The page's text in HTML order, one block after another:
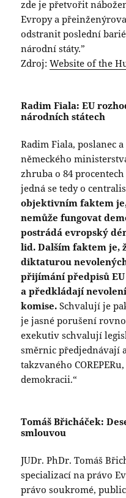
zde je přetvořit
Evropy a
odstranit poslední
národní státy.”
Zdroj:Website of the
Radim Fiala: EU
národních státech
Radim Fiala, poslanec
německého
zhruba o 84
jedná se tedy o
objektivním faktem
nemůže fungovat
postrádá evropský
lid. Dalším faktem je,
diktaturou
přijímání předpisů
a předkládají
komise.Schvalují je
je jasné porušení
exekutiv schvalují
směrnic předjednávají
takzvaného
demokracii.“
Tomáš Břicháček:
smlouvou
JUDr. PhDr. Tomáš
specializací na právo
právo soukromé,